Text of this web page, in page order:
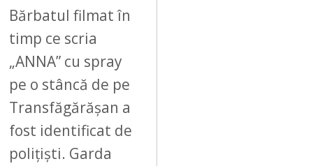
Bărbatul filmat în
timp ce scria
„ANNA” cu spray
pe o stâncă de pe
Transfăgărășan a
fost identificat de
polițiști. Garda